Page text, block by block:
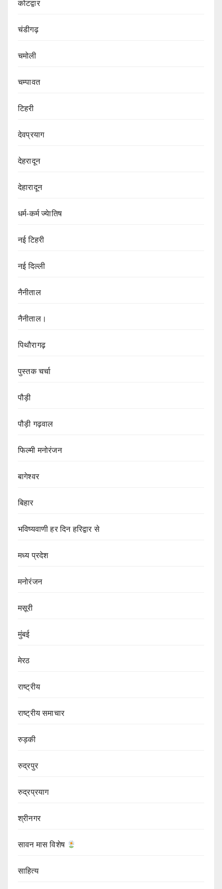
कोटद्वार
चंडीगढ़
चमोली
चम्पावत
टिहरी
देवप्रयाग
देहरादून
देहारादून
धर्म-कर्म ज्येातिष
नई टिहरी
नई दिल्ली
नैनीताल
नैनीताल।
पिथौरागढ़
पुस्तक चर्चा
पौड़ी
पौड़ी गढ़वाल
फिल्मी मनोरंजन
बागेश्वर
बिहार
भविष्यवाणी हर दिन हरिद्वार से
मध्य प्रदेश
मनोरंजन
मसूरी
मुंबई
मेरठ
राष्ट्रीय
राष्ट्रीय समाचार
रुड़की
रुद्रपुर
रुद्रप्रयाग
श्रीनगर
सावन मास विशेष
साहित्य